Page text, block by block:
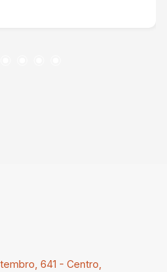
dormitório * Escritório *
641 - Centro,